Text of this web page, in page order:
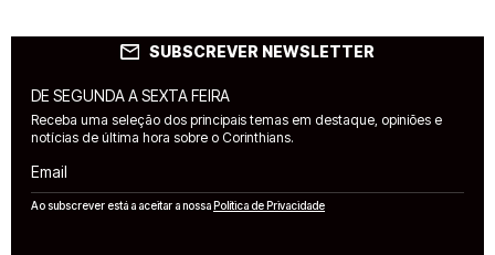
SUBSCREVER NEWSLETTER
DE SEGUNDA A SEXTA FEIRA
Receba uma seleção dos principais temas em destaque, opiniões e
notícias de última hora sobre o Corinthians.
Email
Ao subscrever está a aceitar a nossaPolítica de Privacidade